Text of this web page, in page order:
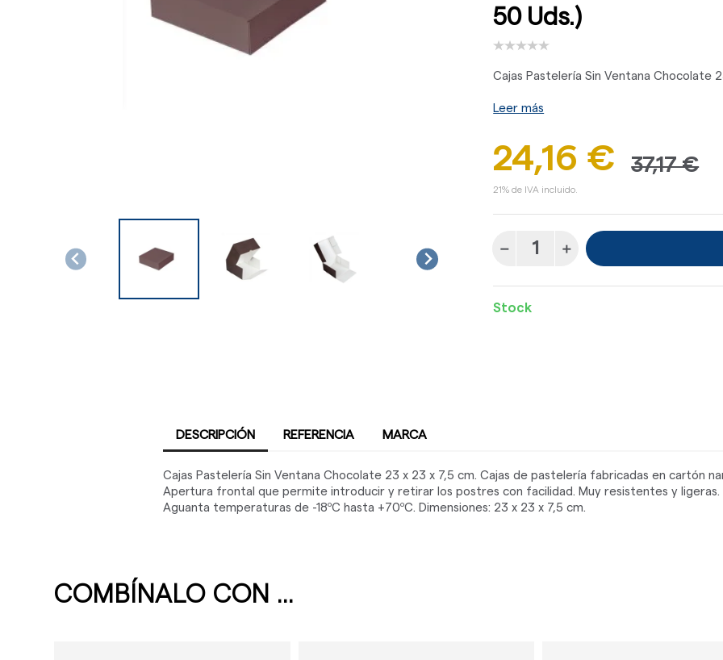
50 Uds.)
Cajas Pastelería Sin Ventana Chocolate
Leer más
24,16 € 37,17 €
21% de IVA incluido.
Stock
DESCRIPCIÓN REFERENCIA MARCA
Cajas Pastelería Sin Ventana Chocolate 23 x 23 x 7,5 cm. Cajas de pastelería fabricadas en cartón
Apertura frontal que permite introducir y retirar los postres con facilidad. Muy resistentes y ligeras.
Aguanta temperaturas de -18ºC hasta +70ºC. Dimensiones: 23 x 23 x 7,5 cm.
COMBÍNALO CON ...